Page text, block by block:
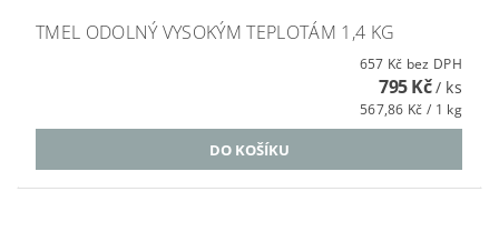
TMEL ODOLNÝ VYSOKÝM TEPLOTÁM 1,4 KG
657 Kč bez DPH
795 Kč/ ks
567,86 Kč / 1 kg